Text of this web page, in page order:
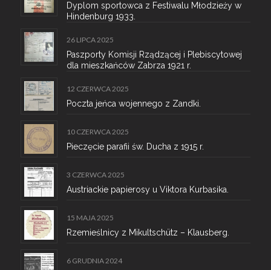
Dyplom sportowca z Festiwalu Młodzieży w
Hindenburg 1933.
26 LIPCA 2025
Paszporty Komisji Rządzącej i Plebiscytowej
dla mieszkańców Zabrza 1921 r.
12 CZERWCA 2025
Poczta jeńca wojennego z Zandki.
10 CZERWCA 2025
Pieczęcie parafii św. Ducha z 1915 r.
3 CZERWCA 2025
Austriackie papierosy u Viktora Kurbasika.
15 MAJA 2025
Rzemieślnicy z Mikultschütz – Klausberg.
6 GRUDNIA 2024